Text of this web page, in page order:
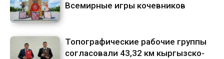
Всемирные игры кочевников
Топографические рабочие группы
согласовали 43,32 км кыргызско-